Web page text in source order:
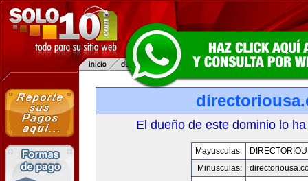
El dueño de este dominio lo
Mayusculas:
Minusculas: